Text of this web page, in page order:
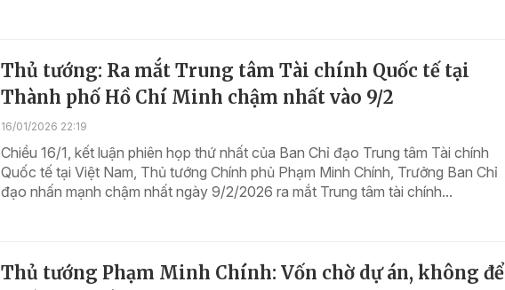
Thủ tướng: Ra mắt Trung tâm Tài chính Quốc tế tại
Thành phố Hồ Chí Minh chậm nhất vào 9/2
16/01/2026 22:19
Chiều 16/1, kết luận phiên họp thứ nhất của Ban Chỉ đạo Trung tâm Tài chính
Quốc tế tại Việt Nam, Thủ tướng Chính phủ Phạm Minh Chính, Trưởng Ban Chỉ
đạo nhấn mạnh chậm nhất ngày 9/2/2026 ra mắt Trung tâm tài chính...
Thủ tướng Phạm Minh Chính: Vốn chờ dự án, không để